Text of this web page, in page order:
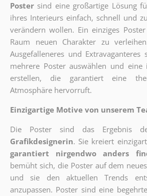
Poster sind eine großartige Lösung
ihres Interieurs einfach, schnell und
verändern wollen. Ein einziges
Raum neuen Charakter zu
Ausgefalleneres und Extravaganteres
mehrere Poster auswählen und eine
erstellen, die garantiert eine
Atmosphäre hervorruft.
Einzigartige Motive von unserem
Die Poster sind das Ergebnis
Grafikdesignerin. Sie kreiert
garantiert nirgendwo anders
bemüht sich, die Poster auf dem
und sie den aktuellen Trends
anzupassen. Poster sind eine